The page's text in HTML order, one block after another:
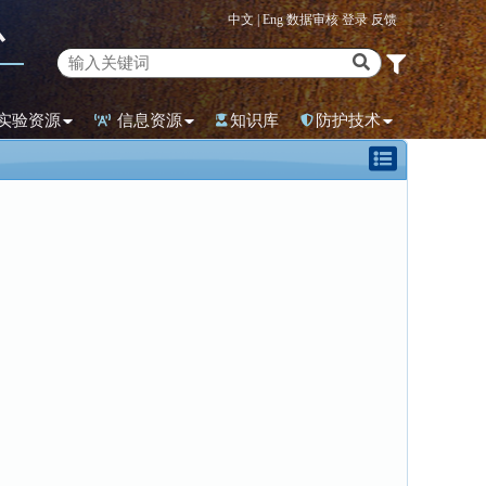
中文 |Eng 数据审核登录反馈
验资源 信息资源 知识库 防护技术